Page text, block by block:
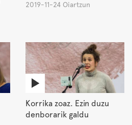
2019-11-24 Oiartzun
Korrika zoaz. Ezin duzu
denborarik galdu